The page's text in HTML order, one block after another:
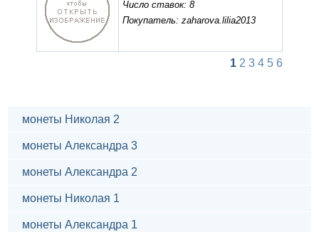
Число ставок: 8
Покупатель: zaharova.lilia2013
1 2 3 4 5 6
монеты Николая 2
монеты Александра 3
монеты Александра 2
монеты Николая 1
монеты Александра 1